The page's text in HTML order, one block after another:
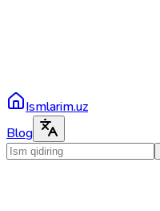
Ismlarim.uz
Blog